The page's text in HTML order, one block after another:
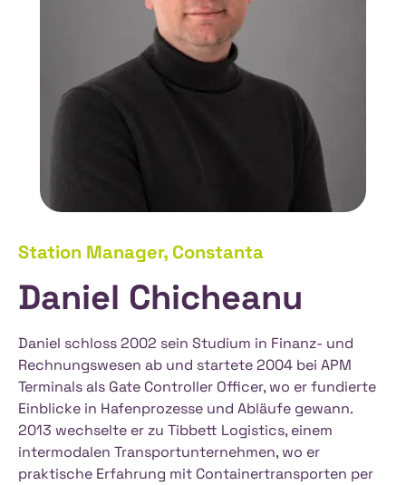
Station Manager, Constanta
Daniel Chicheanu
Daniel schloss 2002 sein Studium in Finanz- und
Rechnungswesen ab und startete 2004 bei APM
Terminals als Gate Controller Officer, wo er fundierte
Einblicke in Hafenprozesse und Abläufe gewann.
2013 wechselte er zu Tibbett Logistics, einem
intermodalen Transportunternehmen, wo er
praktische Erfahrung mit Containertransporten per